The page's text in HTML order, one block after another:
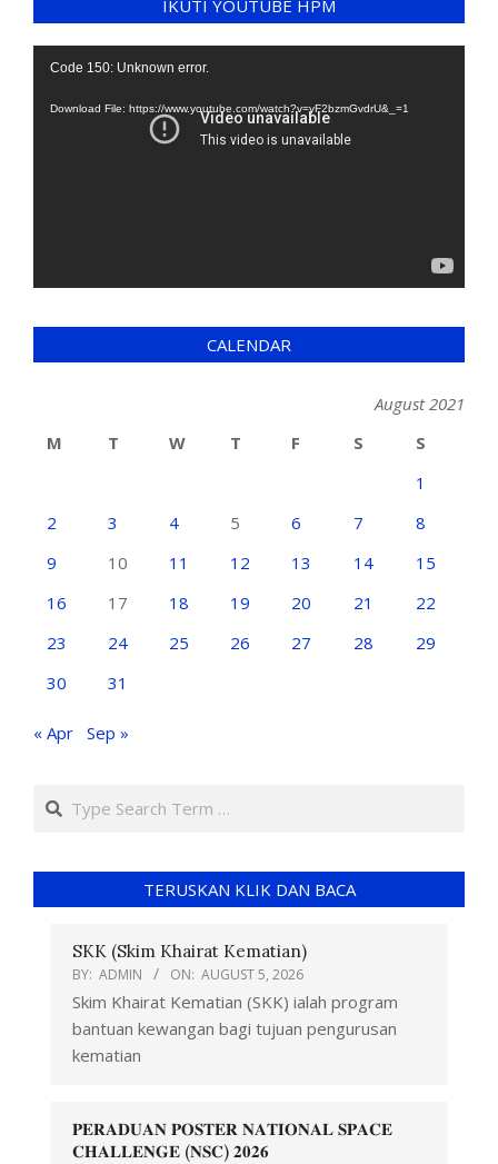
IKUTI YOUTUBE HPM
Video
Code 150: Unknown error.
Download File: https://www.youtube.com/watch?v=yF2bzmGvdrU&_=1
CALENDAR
August 2021
M
T W T F S
S
1
2
3 4 5 6 7
8
9
10 11 12 13 14
15
16
17 18 19 20 21
22
23
24 25 26 27 28
29
30
31
« Apr Sep »
TERUSKAN KLIK DAN BACA
SKK (Skim Khairat Kematian)
BY: ADMIN ON: AUGUST 5, 2026
Skim Khairat Kematian (SKK) ialah program
bantuan kewangan bagi tujuan pengurusan
kematian
𝐏𝐄𝐑𝐀𝐃𝐔𝐀𝐍 𝐏𝐎𝐒𝐓𝐄𝐑 𝐍𝐀𝐓𝐈𝐎𝐍𝐀𝐋 𝐒𝐏𝐀𝐂𝐄
𝐂𝐇𝐀𝐋𝐋𝐄𝐍𝐆𝐄 (𝐍𝐒𝐂) 𝟐𝟎𝟐𝟔